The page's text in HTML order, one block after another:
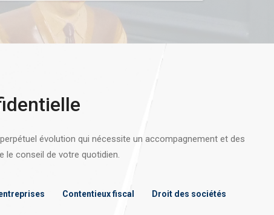
évolution qui nécessite un accompagnement et des
le conseil de votre quotidien.
Contentieux fiscal Droit des sociétés